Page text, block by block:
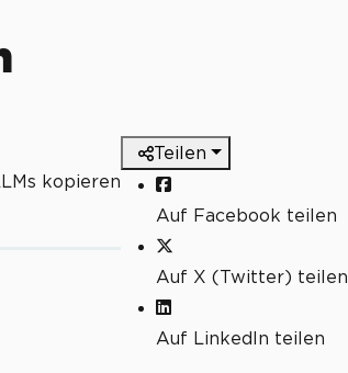
kopieren
Teilen
Auf Facebook teilen
Auf X (Twitter) teilen
Auf LinkedIn teilen